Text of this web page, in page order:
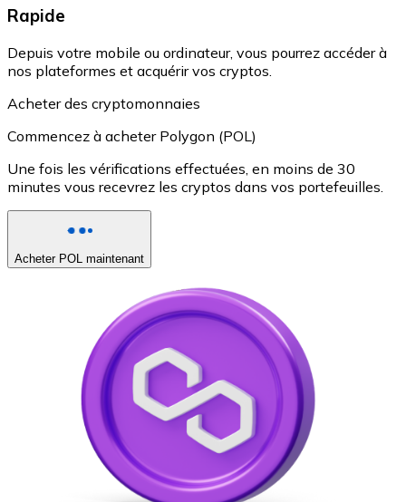
Rapide
Depuis votre mobile ou ordinateur, vous pourrez accéder à
nos plateformes et acquérir vos cryptos.
Acheter des cryptomonnaies
Commencez à acheter Polygon (POL)
Une fois les vérifications effectuées, en moins de 30
minutes vous recevrez les cryptos dans vos portefeuilles.
Acheter POL maintenant